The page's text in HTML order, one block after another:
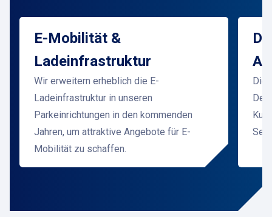
E-Mobilität &
Ladeinfrastruktur
Wir erweitern erheblich die E-
Ladeinfrastruktur in unseren
Parkeinrichtungen in den kommenden
Jahren, um attraktive Angebote für E-
Mobilität zu schaffen.
Die